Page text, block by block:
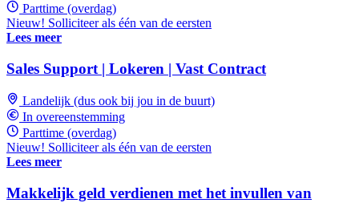
Parttime (overdag)
Nieuw! Solliciteer als één van de eersten
Lees meer
Sales Support | Lokeren | Vast Contract
Landelijk (dus ook bij jou in de buurt)
In overeenstemming
Parttime (overdag)
Nieuw! Solliciteer als één van de eersten
Lees meer
Makkelijk geld verdienen met het invullen van